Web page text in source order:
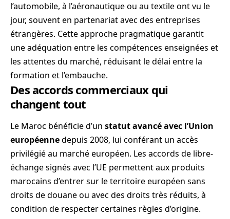
l’automobile, à l’aéronautique ou au textile ont vu le
jour, souvent en partenariat avec des entreprises
étrangères. Cette approche pragmatique garantit
une adéquation entre les compétences enseignées et
les attentes du marché, réduisant le délai entre la
formation et l’embauche.
Des accords commerciaux qui
changent tout
Le Maroc bénéficie d’un statut avancé avec l’Union
européennedepuis 2008, lui conférant un accès
privilégié au marché européen. Les accords de libre-
échange signés avec l’UE permettent aux produits
marocains d’entrer sur le territoire européen sans
droits de douane ou avec des droits très réduits, à
condition de respecter certaines règles d’origine.